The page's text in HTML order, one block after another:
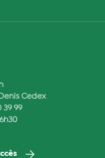
Cedex
39 99